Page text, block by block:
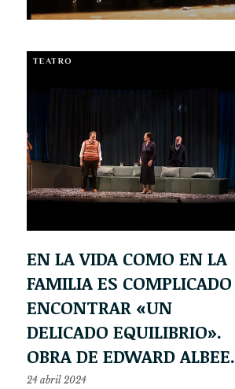
TEATRO
EN LA VIDA COMO EN LA
FAMILIA ES COMPLICADO
ENCONTRAR «UN
DELICADO EQUILIBRIO».
OBRA DE EDWARD ALBEE.
24 abril 2024